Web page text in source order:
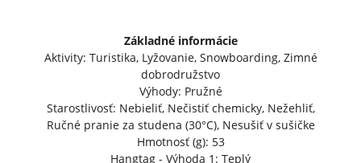
Základné informácie
Aktivity: Turistika, Lyžovanie, Snowboarding, Zimné
dobrodružstvo
Výhody: Pružné
Starostlivosť: Nebieliť, Nečistiť chemicky, Nežehliť,
Ručné pranie za studena (30°C), Nesušiť v sušičke
Hmotnosť (g): 53
Hangtag - Výhoda 1: Teplý